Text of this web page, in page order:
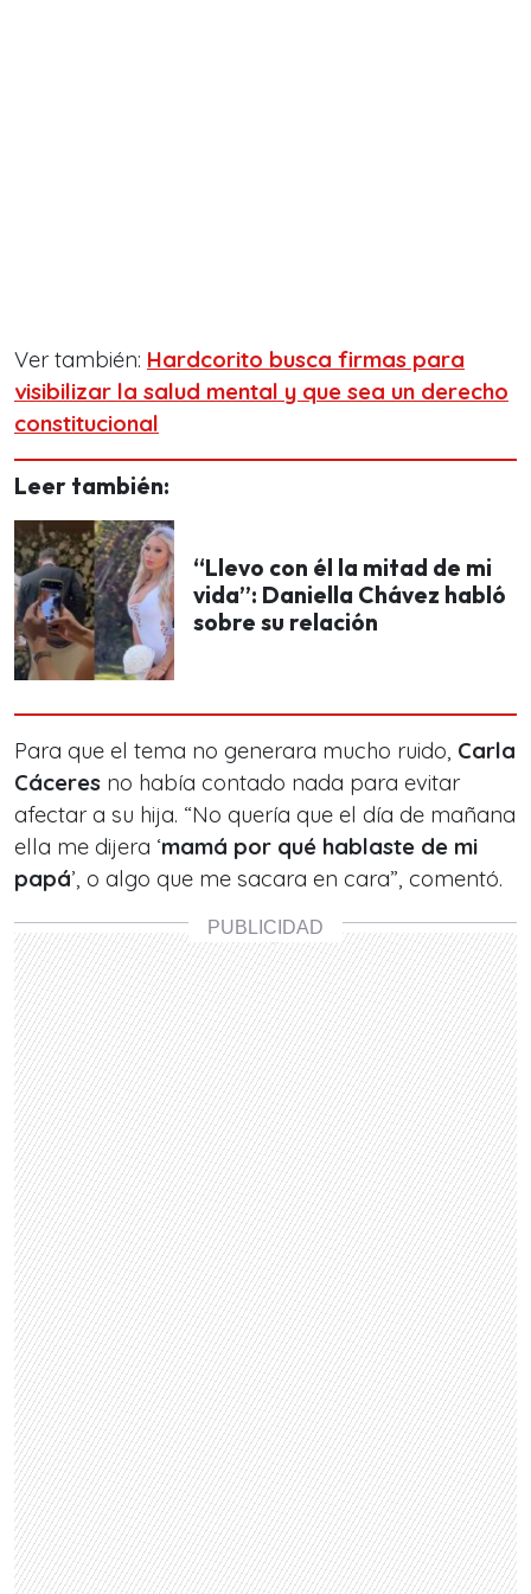
Ver también: Hardcorito busca firmas para
visibilizar la salud mental y que sea un derecho
constitucional
Leer también:
“Llevo con él la mitad de mi
vida”: Daniella Chávez habló
sobre su relación
Para que el tema no generara mucho ruido, Carla
Cáceres no había contado nada para evitar
afectar a su hija. “No quería que el día de mañana
ella me dijera ‘mamá por qué hablaste de mi
papá’, o algo que me sacara en cara”, comentó.